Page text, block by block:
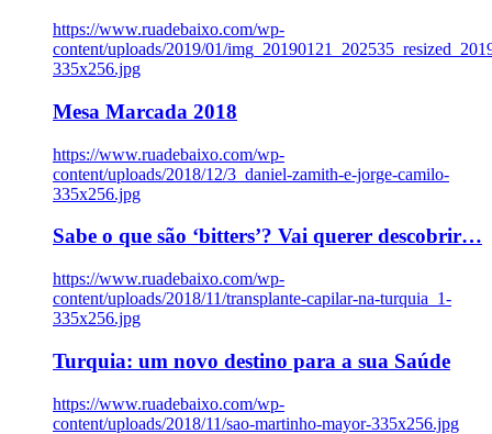
https://www.ruadebaixo.com/wp-
content/uploads/2019/01/
335x256.jpg
Mesa Marcada 2018
https://www.ruadebaixo.com/wp-
content/uploads/2018/12/3_daniel-zamith-e-jorge-camilo-
335x256.jpg
Sabe o que são ‘bitters’? Vai querer descobrir…
https://www.ruadebaixo.com/wp-
content/uploads/2018/11/transplante-capilar-na-turquia_1-
335x256.jpg
Turquia: um novo destino para a sua Saúde
https://www.ruadebaixo.com/wp-
content/uploads/2018/11/sao-martinho-mayor-335x256.jpg